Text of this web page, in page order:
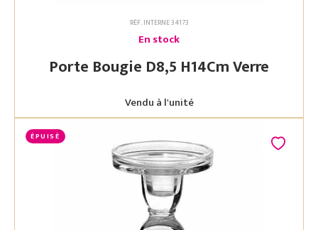
RÉF. INTERNE 34173
En stock
Porte Bougie D8,5 H14Cm Verre
Vendu à l'unité
ÉPUISÉ